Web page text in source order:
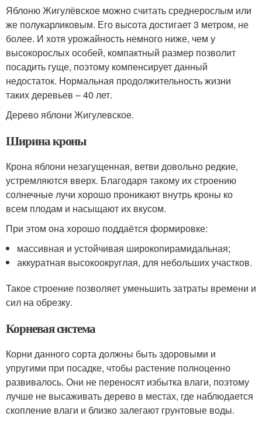
Яблоню Жигулёвское можно считать среднерослым или
же полукарликовым. Его высота достигает 3 метром, не
более. И хотя урожайность немного ниже, чем у
высокорослых особей, компактный размер позволит
посадить гуще, поэтому компенсирует данный
недостаток. Нормальная продолжительность жизни
таких деревьев – 40 лет.
Дерево яблони Жигулевское.
Ширина кроны
Крона яблони незагущенная, ветви довольно редкие,
устремляются вверх. Благодаря такому их строению
солнечные лучи хорошо проникают внутрь кроны ко
всем плодам и насыщают их вкусом.
При этом она хорошо поддаётся формировке:
массивная и устойчивая широкопирамидальная;
аккуратная высокоокруглая, для небольших участков.
Такое строение позволяет уменьшить затраты времени и
сил на обрезку.
Корневая система
Корни данного сорта должны быть здоровыми и
упругими при посадке, чтобы растение полноценно
развивалось. Они не переносят избытка влаги, поэтому
лучше не высаживать дерево в местах, где наблюдается
скопление влаги и близко залегают грунтовые воды.